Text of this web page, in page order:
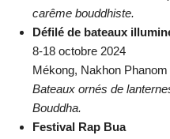
carême bouddhiste.
Défilé de bateaux
8-18 octobre 2024
Mékong, Nakhon Phanom
Bateaux ornés de
Bouddha.
Festival Rap Bua